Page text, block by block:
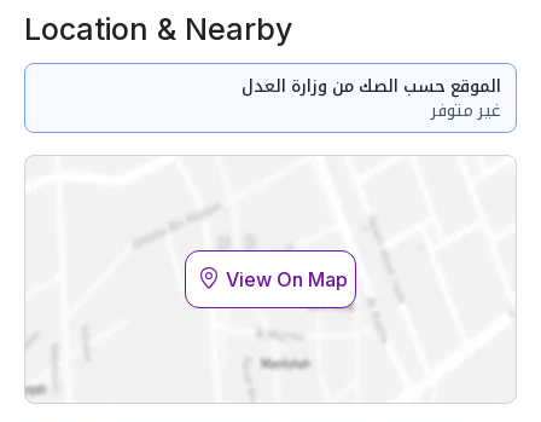
Location & Nearby
الموقع حسب الصك من وزارة العدل
غير متوفر
View On Map